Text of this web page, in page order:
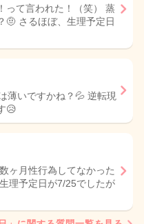
って言われた！（笑） 蒸
🤨 さるほぼ、生理予定日
薄いですかね？💦 逆転現
😥
ヶ月性行為してなかった
理予定日が7/25でしたが